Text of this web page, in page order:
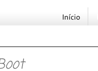
Início